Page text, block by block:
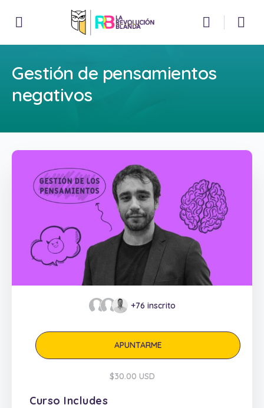
Gestión de pensamientos
negativos
+76 inscrito
APUNTARME
$30.00 USD
Curso Includes